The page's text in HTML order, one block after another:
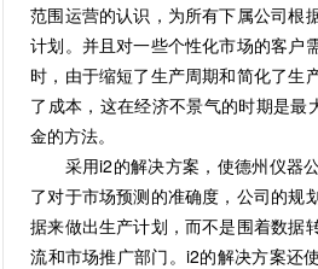
范围运营的认识，为所有下属公司根
计划。并且对一些个性化市场的客户
时，由于缩短了生产周期和简化了生
了成本，这在经济不景气的时期是最
金的方法。
采用i2的解决方案，使德州仪器
了对于市场预测的准确度，公司的规
据来做出生产计划，而不是围着数据
流和市场推广部门。i2的解决方案还